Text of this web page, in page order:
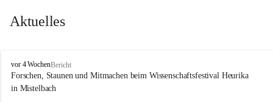
Aktuelles
V
o
l
vor 4 WochenBericht
Forschen, Staunen und Mitmachen beim Wissenschaftsfestival Heurika
in Mistelbach